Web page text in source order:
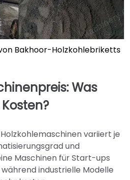
Bakhoor-Holzkohlebriketts
Was
variiert je
und
Maschinen für Start-ups
industrielle Modelle